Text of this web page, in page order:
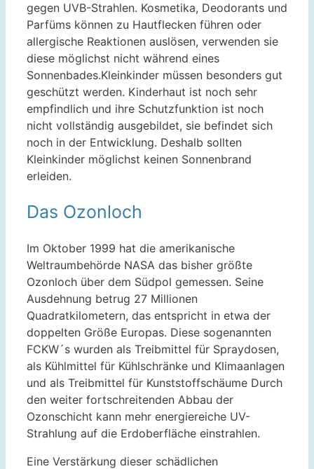
gegen UVB-Strahlen. Kosmetika, Deodorants und
Parfüms können zu Hautflecken führen oder
allergische Reaktionen auslösen, verwenden sie
diese möglichst nicht während eines
Sonnenbades.Kleinkinder müssen besonders gut
geschützt werden. Kinderhaut ist noch sehr
empfindlich und ihre Schutzfunktion ist noch
nicht vollständig ausgebildet, sie befindet sich
noch in der Entwicklung. Deshalb sollten
Kleinkinder möglichst keinen Sonnenbrand
erleiden.
Das Ozonloch
Im Oktober 1999 hat die amerikanische
Weltraumbehörde NASA das bisher größte
Ozonloch über dem Südpol gemessen. Seine
Ausdehnung betrug 27 Millionen
Quadratkilometern, das entspricht in etwa der
doppelten Größe Europas. Diese sogenannten
FCKW´s wurden als Treibmittel für Spraydosen,
als Kühlmittel für Kühlschränke und Klimaanlagen
und als Treibmittel für Kunststoffschäume Durch
den weiter fortschreitenden Abbau der
Ozonschicht kann mehr energiereiche UV-
Strahlung auf die Erdoberfläche einstrahlen.
Eine Verstärkung dieser schädlichen